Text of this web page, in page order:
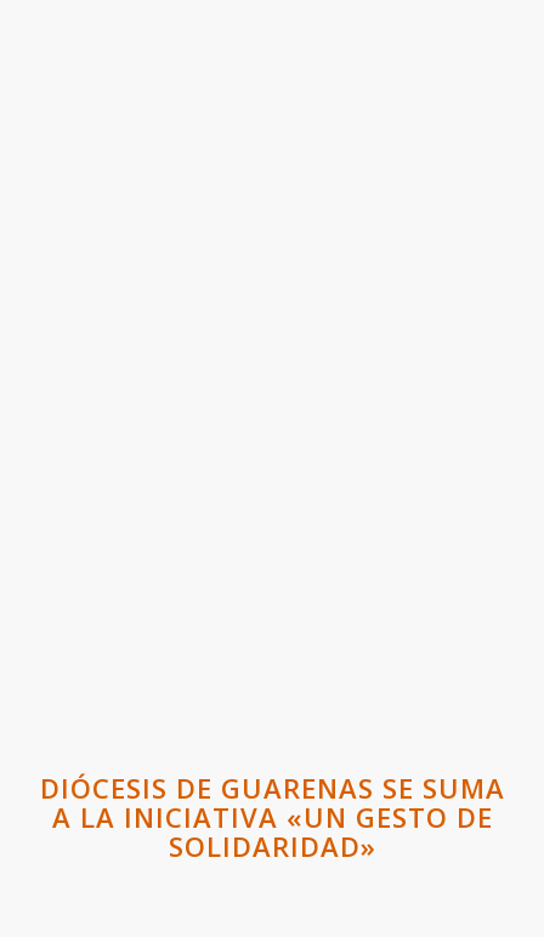
DIÓCESIS DE GUARENAS SE SUMA
A LA INICIATIVA «UN GESTO DE
SOLIDARIDAD»